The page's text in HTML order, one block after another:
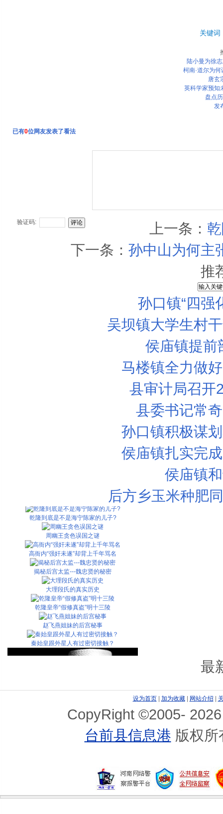
关键词
陆小曼为徐
柯南·道尔为
唐玄
英科学家预知
盘点
发
已有0位网友发表了看法
验证码: 上一条：
下一条： 孙中山为何主
推
孙口镇“四强
吴坝镇大学生村
侯庙镇提前
马楼镇全力做
县审计局召开
县委书记常
孙口镇积极谋
侯庙镇扎实完
侯庙镇
后方乡玉米种肥
乾隆为什么会对香妃情有独钟？
乾隆到底是不是海宁陈家的儿子?
周幽王贪色误国之谜
高衙内“强奸未遂”却背上千年骂名
揭秘后宫太监---魏忠贤的秘密
大理段氏的真实历史
乾隆皇帝“假修真盗”明十三陵
赵飞燕姐妹的后宫秘事
秦始皇跟外星人有过密切接触？
最
设为首页| 加为收藏| 网站介绍 |
CopyRight ©2005-
台前县信息港 版权